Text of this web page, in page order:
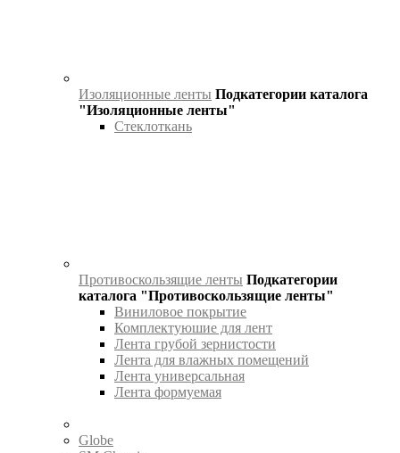
Изоляционные ленты Подкатегории каталога
"Изоляционные ленты"
Стеклоткань
Противоскользящие ленты Подкатегории
каталога "Противоскользящие ленты"
Виниловое покрытие
Комплектуюшие для лент
Лента грубой зернистости
Лента для влажных помещений
Лента универсальная
Лента формуемая
Globe